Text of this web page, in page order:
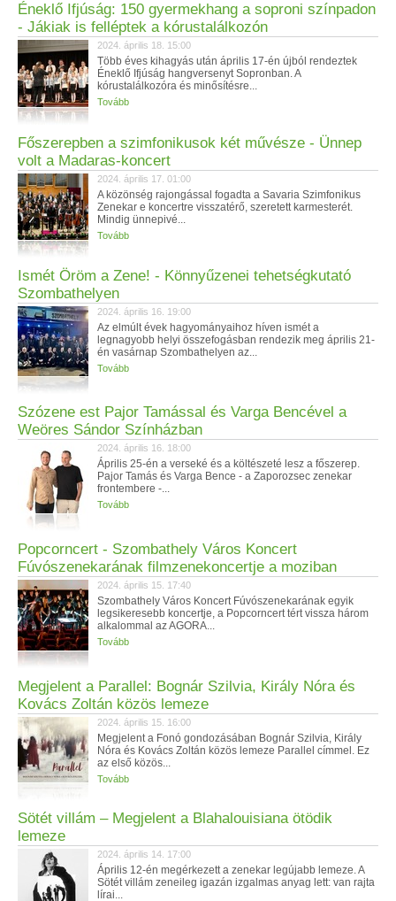
Éneklő Ifjúság: 150 gyermekhang a soproni színpadon
- Jákiak is felléptek a kórustalálkozón
2024. április 18. 15:00
Több éves kihagyás után április 17-én újból rendeztek
Éneklő Ifjúság hangversenyt Sopronban. A
kórustalálkozóra és minősítésre...
Tovább
Főszerepben a szimfonikusok két művésze - Ünnep
volt a Madaras-koncert
2024. április 17. 01:00
A közönség rajongással fogadta a Savaria Szimfonikus
Zenekar e koncertre visszatérő, szeretett karmesterét.
Mindig ünnepivé...
Tovább
Ismét Öröm a Zene! - Könnyűzenei tehetségkutató
Szombathelyen
2024. április 16. 19:00
Az elmúlt évek hagyományaihoz híven ismét a
legnagyobb helyi összefogásban rendezik meg április 21-
én vasárnap Szombathelyen az...
Tovább
Szózene est Pajor Tamással és Varga Bencével a
Weöres Sándor Színházban
2024. április 16. 18:00
Április 25-én a verseké és a költészeté lesz a főszerep.
Pajor Tamás és Varga Bence - a Zaporozsec zenekar
frontembere -...
Tovább
Popcorncert - Szombathely Város Koncert
Fúvószenekarának filmzenekoncertje a moziban
2024. április 15. 17:40
Szombathely Város Koncert Fúvószenekarának egyik
legsikeresebb koncertje, a Popcorncert tért vissza három
alkalommal az AGORA...
Tovább
Megjelent a Parallel: Bognár Szilvia, Király Nóra és
Kovács Zoltán közös lemeze
2024. április 15. 16:00
Megjelent a Fonó gondozásában Bognár Szilvia, Király
Nóra és Kovács Zoltán közös lemeze Parallel címmel. Ez
az első közös...
Tovább
Sötét villám – Megjelent a Blahalouisiana ötödik
lemeze
2024. április 14. 17:00
Április 12-én megérkezett a zenekar legújabb lemeze. A
Sötét villám zeneileg igazán izgalmas anyag lett: van rajta
lírai...